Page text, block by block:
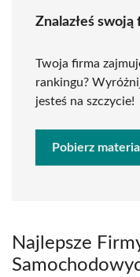
Znalazłeś
Twoja firma
rankingu?
jesteś na szczycie!
Pobierz
Najlepsze